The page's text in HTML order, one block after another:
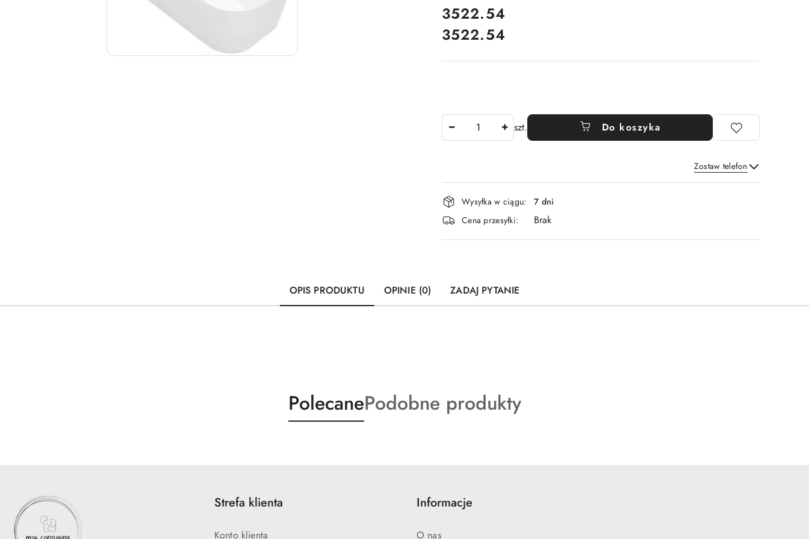
cena:
3522.54
Cena:
3522.54
szt. Do koszyka
Zostaw telefon
Wyślij
Dostępność
i
dostawa
Wysyłka w ciągu:
7 dni
Cena przesyłki:
Brak
OPIS PRODUKTU OPINIE (0) ZADAJ PYTANIE
Produkty
o
PolecaneProdukty
o
Podobne produkty
Strefa klienta
Konto klienta
Informacje
O nas